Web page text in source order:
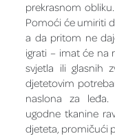
prekrasnom
Pomoći će umiriti
a da pritom ne
igrati – imat će na
svjetla ili glasnih
djetetovim
naslona za leđa.
ugodne tkanine
djeteta, promičući